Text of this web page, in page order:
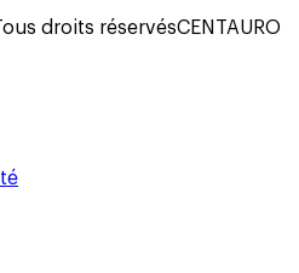
droits réservésCENTAURO